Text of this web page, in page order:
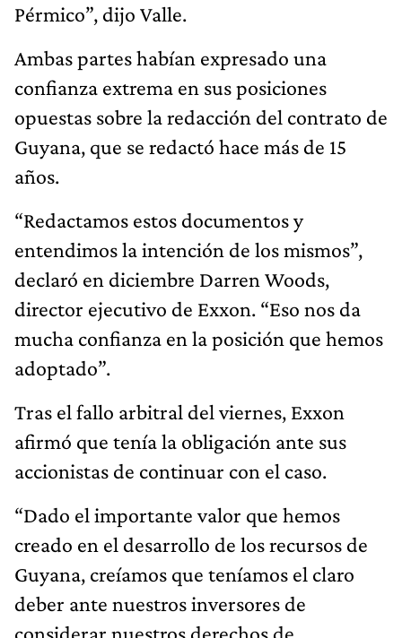
Pérmico”, dijo Valle.
Ambas partes habían expresado una
confianza extrema en sus posiciones
opuestas sobre la redacción del contrato de
Guyana, que se redactó hace más de 15
años.
“Redactamos estos documentos y
entendimos la intención de los mismos”,
declaró en diciembre Darren Woods,
director ejecutivo de Exxon. “Eso nos da
mucha confianza en la posición que hemos
adoptado”.
Tras el fallo arbitral del viernes, Exxon
afirmó que tenía la obligación ante sus
accionistas de continuar con el caso.
“Dado el importante valor que hemos
creado en el desarrollo de los recursos de
Guyana, creíamos que teníamos el claro
deber ante nuestros inversores de
considerar nuestros derechos de